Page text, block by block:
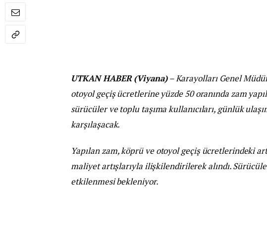
UTKAN HABER (Viyana)– Karayolları Genel
otoyol geçiş ücretlerine yüzde 50 oranında zam
sürücüler ve toplu taşıma kullanıcıları, günlük
karşılaşacak.
Yapılan zam, köprü ve otoyol geçiş ücretlerindeki
maliyet artışlarıyla ilişkilendirilerek alındı.
etkilenmesi bekleniyor.